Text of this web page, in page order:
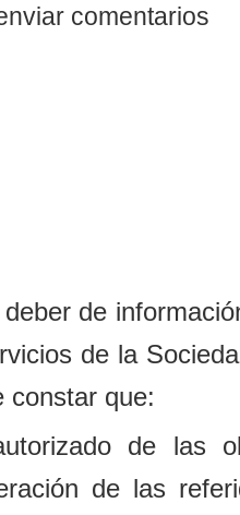
comentarios
ber de
de la
constar que:
de las o
de las